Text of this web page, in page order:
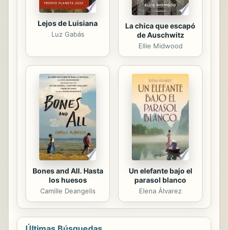
Lejos de Luisiana
Luz Gabás
La chica que escapó
de Auschwitz
Ellie Midwood
Bones and All. Hasta
los huesos
Camille Deangelis
Un elefante bajo el
parasol blanco
Elena Álvarez